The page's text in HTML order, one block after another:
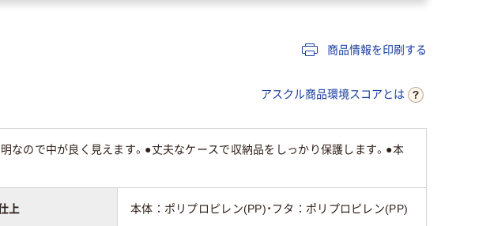
商品情報を印刷する
アスクル商品環境スコアとは
なので中が良く見えます。●丈夫なケースで収納品をしっかり保護します。●本
上 本体：ポリプロピレン(PP)・フタ：ポリプロピレン(PP)